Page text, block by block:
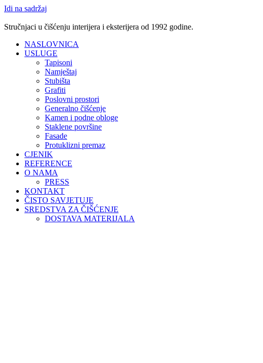
Idi na sadržaj
Stručnjaci u čišćenju interijera i eksterijera od 1992 godine.
NASLOVNICA
USLUGE
Tapisoni
Namještaj
Stubišta
Grafiti
Poslovni prostori
Generalno čišćenje
Kamen i podne obloge
Staklene površine
Fasade
Protuklizni premaz
CJENIK
REFERENCE
O NAMA
PRESS
KONTAKT
ČISTO SAVJETUJE
SREDSTVA ZA ČIŠĆENJE
DOSTAVA MATERIJALA